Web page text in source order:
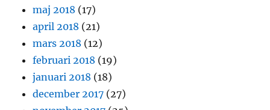
maj 2018 (17)
april 2018 (21)
mars 2018 (12)
februari 2018 (19)
januari 2018 (18)
december 2017 (27)